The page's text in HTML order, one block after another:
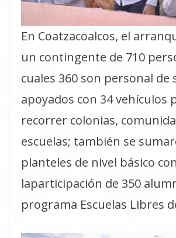
En Coatzacoalcos, el
un contingente de 710
cuales 360 son personal de
apoyados con 34 vehículos
recorrer colonias,
escuelas; también se
planteles de nivel básico con
laparticipación de 350
programa Escuelas Libres